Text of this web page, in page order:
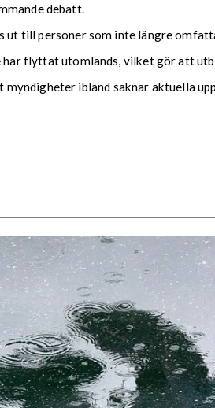
debatt.
till personer som inte längre
har flyttat utomlands, vilket gör att
ibland saknar aktuella